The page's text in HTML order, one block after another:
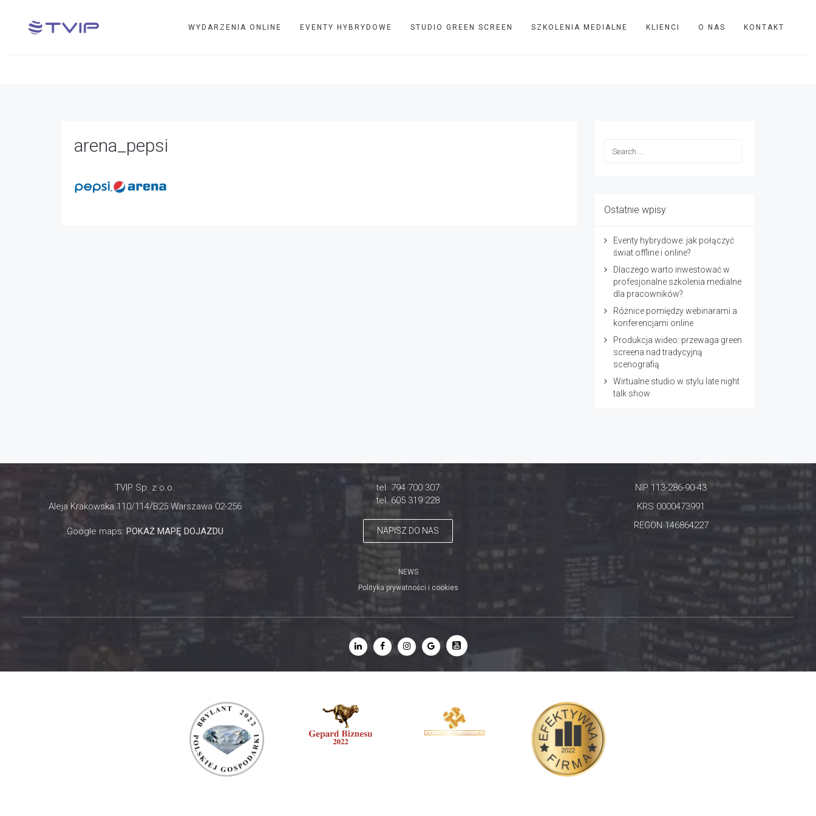
WYDARZENIA ONLINE EVENTY HYBRYDOWE STUDIO GREEN SCREEN SZKOLENIA MEDIALNE KLIENCI O NAS KONTAKT
arena_pepsi
Ostatnie wpisy
Eventy hybrydowe: jak połączyć
świat offline i online?
Dlaczego warto inwestować w
profesjonalne szkolenia medialne
dla pracowników?
Różnice pomiędzy webinarami a
konferencjami online
Produkcja wideo: przewaga green
screena nad tradycyjną
scenografią
Wirtualne studio w stylu late night
talk show
TVIP Sp. z o.o.
Aleja Krakowska 110/114/B25 Warszawa 02-256
Google maps: POKAŻ MAPĘ DOJAZDU
tel. 794 700 307
tel. 605 319 228
NAPISZ DO NAS
NIP 113-286-90-43
KRS 0000473991
REGON 146864227
NEWS
Polityka prywatności i cookies